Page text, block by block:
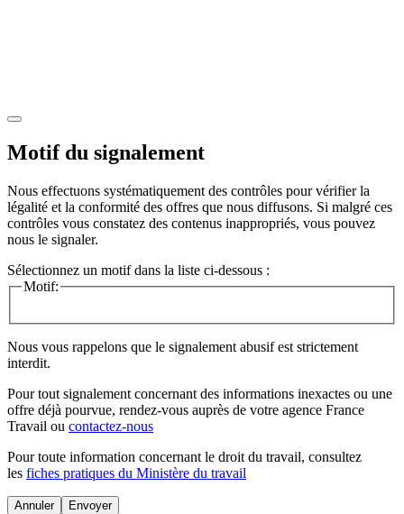
Motif du signalement
Nous effectuons systématiquement des contrôles pour vérifier la
légalité et la conformité des offres que nous diffusons. Si malgré ces
contrôles vous constatez des contenus inappropriés, vous pouvez
nous le signaler.
Sélectionnez un motif dans la liste ci-dessous :
Motif:
Nous vous rappelons que le signalement abusif est strictement
interdit.
Pour tout signalement concernant des informations inexactes ou une
offre déjà pourvue, rendez-vous auprès de votre agence France
Travail ou contactez-nous
Pour toute information concernant le droit du travail, consultez
les fiches pratiques du Ministère du travail
Annuler